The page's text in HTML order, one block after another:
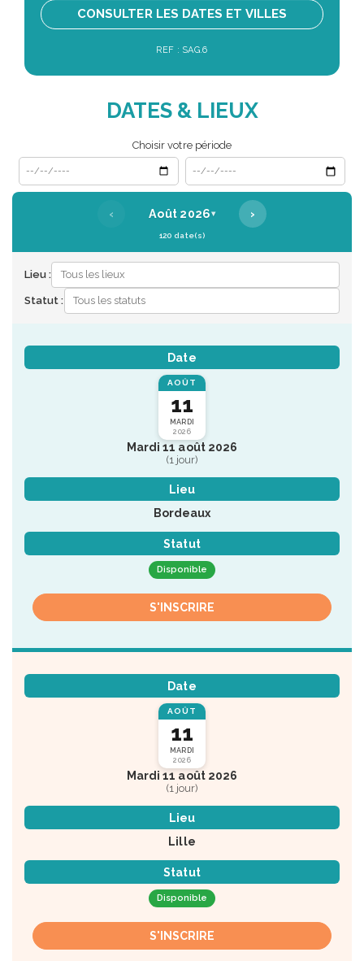
CONSULTER LES DATES ET VILLES
REF : SAG.6
DATES & LIEUX
Choisir votre période
Date de début
Date de fin
‹ Août 2026▾ ›
120 date(s)
Lieu :
Statut :
Date
AOÛT
11
MARDI
2026
Mardi 11 août 2026
(1 jour)
Lieu
Bordeaux
Statut
Disponible
S'INSCRIRE
Date
AOÛT
11
MARDI
2026
Mardi 11 août 2026
(1 jour)
Lieu
Lille
Statut
Disponible
S'INSCRIRE